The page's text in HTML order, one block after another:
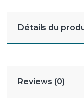
Détails du
Reviews (0)